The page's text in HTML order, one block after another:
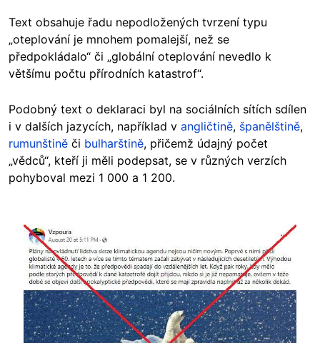
Text obsahuje řadu nepodložených tvrzení typu
„oteplování je mnohem pomalejší, než se
předpokládalo“ či „globální oteplování nevedlo k
většímu počtu přírodních katastrof“.
Podobný text o deklaraci byl na sociálních sítích sdílen
i v dalších jazycích, například v angličtině, španělštině,
rumunštině či bulharštině, přičemž údajný počet
„vědců“, kteří ji měli podepsat, se v různých verzích
pohyboval mezi 1 000 a 1 200.
Image